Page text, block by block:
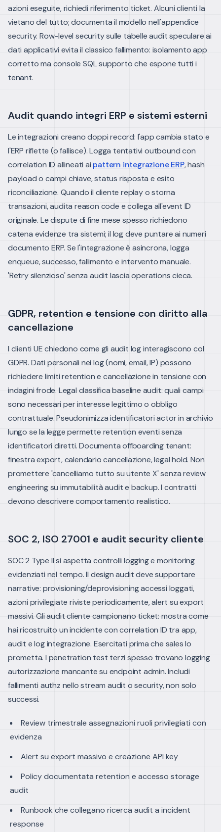
azioni eseguite, richiedi riferimento ticket. Alcuni clienti la
vietano del tutto; documenta il modello nell'appendice
security. Row-level security sulle tabelle audit speculare ai
dati applicativi evita il classico fallimento: isolamento app
corretto ma console SQL supporto che espone tutti i
tenant.
Audit quando integri ERP e sistemi esterni
Le integrazioni creano doppi record: l'app cambia stato e
l'ERP riflette (o fallisce). Logga tentativi outbound con
correlation ID allineati aipattern integrazione ERP, hash
payload o campi chiave, status risposta e esito
riconciliazione. Quando il cliente replay o storna
transazioni, audita reason code e collega all'event ID
originale. Le dispute di fine mese spesso richiedono
catena evidenze tra sistemi; il log deve puntare ai numeri
documento ERP. Se l'integrazione è asincrona, logga
enqueue, successo, fallimento e intervento manuale.
'Retry silenzioso' senza audit lascia operations cieca.
GDPR, retention e tensione con diritto alla
cancellazione
I clienti UE chiedono come gli audit log interagiscono col
GDPR. Dati personali nei log (nomi, email, IP) possono
richiedere limiti retention e cancellazione in tensione con
indagini frode. Legal classifica baseline audit: quali campi
sono necessari per interesse legittimo o obbligo
contrattuale.Pseudonimizza identificatori actor in archivio
lungo se la legge permette retention eventi senza
identificatori diretti. Documenta offboarding tenant:
finestra export, calendario cancellazione, legal hold. Non
promettere 'cancelliamo tutto su utente X' senza review
engineering su immutabilità audit e backup. I contratti
devono descrivere comportamento realistico.
SOC 2, ISO 27001 e audit security cliente
SOC 2 Type II si aspetta controlli logging e monitoring
evidenziati nel tempo. Il design audit deve supportare
narrative: provisioning/deprovisioning accessi loggati,
azioni privilegiate riviste periodicamente, alert su export
massivi.Gli audit cliente campionano ticket: mostra come
hai ricostruito un incidente con correlation ID tra app,
audit e log integrazione. Esercitati prima che sales lo
prometta. I penetration test terzi spesso trovano logging
autorizzazione mancante su endpoint admin. Includi
fallimenti authz nello stream audit o security, non solo
successi.
Review trimestrale assegnazioni ruoli privilegiati con
evidenza
Alert su export massivo e creazione API key
Policy documentata retention e accesso storage
audit
Runbook che collegano ricerca audit a incident
response